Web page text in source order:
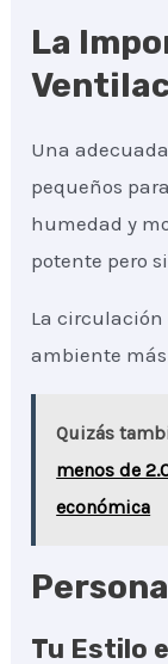
La
Una
pequeños
humedad y
potente pero
La circulación
ambiente
Quizás
menos de
económica
Tu Estilo